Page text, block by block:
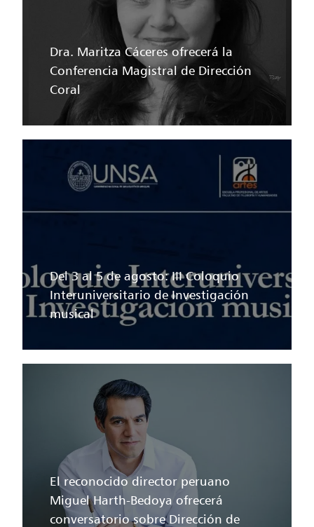
Dra. Maritza Cáceres ofrecerá la
Conferencia Magistral de Dirección
Coral
Del 3 al 5 de agosto: III Coloquio
Interuniversitario de Investigación
musical
El reconocido director peruano
Miguel Harth-Bedoya ofrecerá
conversatorio sobre Dirección de